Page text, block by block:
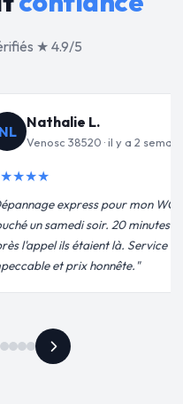
★ 4.9/5
Jean-François C.
Venosc 38520 · il y a 3 semaines
de mon chauffe-eau en
de 2h. Équipe très pro, devis
chantier propre. Je
vivement."